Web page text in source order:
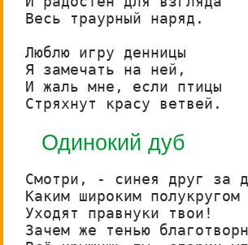
Весь траурный наряд.
Люблю игру денницы
Я замечать на ней,
И жаль мне, если птицы
Стряхнут красу ветвей.
Одинокий дуб
Смотри, - синея друг за
Каким широким полукругом
Уходят правнуки твои!
Зачем же тенью